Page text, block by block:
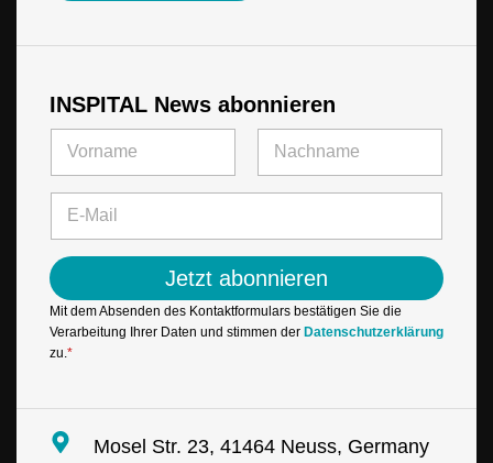
INSPITAL News abonnieren
-
M
a
i
l
M
a
m
M
a
i
l
*
Jetzt abonnieren
Mit dem Absenden des Kontaktformulars bestätigen Sie die
Verarbeitung Ihrer Daten und stimmen der Datenschutzerklärung
zu.*
Mosel Str. 23, 41464 Neuss, Germany